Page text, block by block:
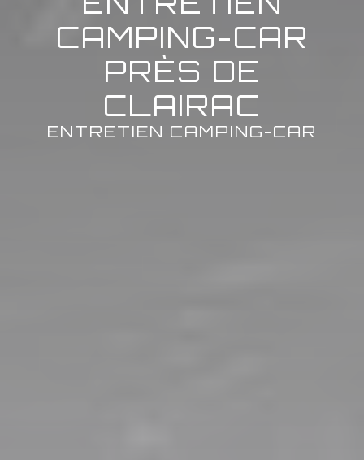
CAMPING-CAR
PRÈS DE
CLAIRAC
ENTRETIEN CAMPING-CAR